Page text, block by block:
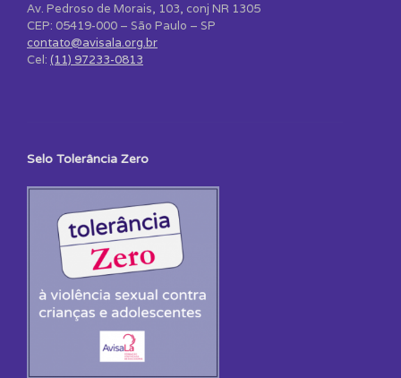
Av. Pedroso de Morais, 103, conj NR 1305
CEP: 05419-000 – São Paulo – SP
contato@avisala.org.br
Cel: (11) 97233-0813
Selo Tolerância Zero